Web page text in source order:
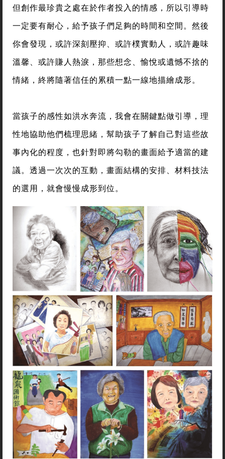
但創作最珍貴之處在於作者投入的情感，所以引導時
一定要有耐心，給予孩子們足夠的時間和空間。然後
你會發現，或許深刻壓抑、或許樸實動人，或許趣味
溫馨、或許賺人熱淚，那些想念、愉悅或遺憾不捨的
情緒，終將隨著信任的累積一點一線地描繪成形。
當孩子的感性如洪水奔流，我會在關鍵點做引導，理
性地協助他們梳理思緒，幫助孩子了解自己對這些故
事內化的程度，也針對即將勾勒的畫面給予適當的建
議。透過一次次的互動，畫面結構的安排、材料技法
的選用，就會慢慢成形到位。